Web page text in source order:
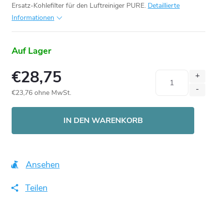
Ersatz-Kohlefilter für den Luftreiniger PURE. Detaillierte
Informationen
Auf Lager
€28,75
€23,76 ohne MwSt.
IN DEN WARENKORB
Ansehen
Teilen